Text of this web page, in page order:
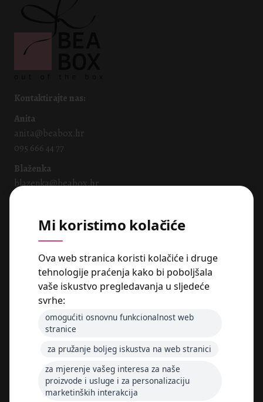
Mi koristimo kolačiće
Ova web stranica koristi kolačiće i druge
tehnologije praćenja kako bi poboljšala
vaše iskustvo pregledavanja u sljedeće
svrhe:
omogućiti osnovnu funkcionalnost web
stranice
za pružanje boljeg iskustva na web stranici
za mjerenje vašeg interesa za naše
proizvode i usluge i za personalizaciju
marketinških interakcija
Kontaktirajte nas:
Anita
anita@beabox.hr
095 666 44 77
Blaženka
blazenka@beabox.hr
Naše usluge:
Print Solutions Box
Chocolate Sweet Box
Corporate & Event Box
Wedding Box
Radno vrijeme:
Ponedjeljak – petak: 7:00 – 15:00
Follow me